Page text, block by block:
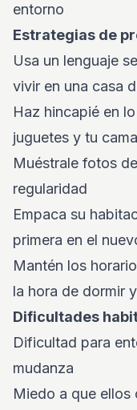
entorno
Estrategias de
Usa un lenguaje
vivir en una casa
Haz hincapié en
juguetes y tu
Muéstrale fotos
regularidad
Empaca su
primera en el
Mantén los
la hora de dormir
Dificultades
Dificultad para
mudanza
Miedo a que ellos